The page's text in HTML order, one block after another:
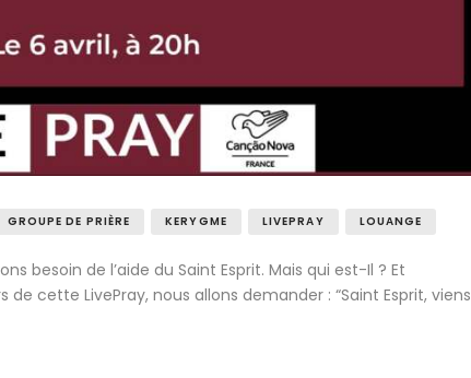
GROUPE DE PRIÈRE KERYGME LIVEPRAY LOUANGE
besoin de l’aide du Saint Esprit. Mais qui est-Il ? Et
cette LivePray, nous allons demander : “Saint Esprit, viens